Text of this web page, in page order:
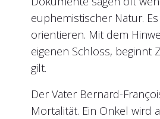
euphemistischer Natur.
orientieren. Mit dem
eigenen Schloss, beginnt
gilt.
Der Vater Bernard-
Mortalität. Ein Onkel wird